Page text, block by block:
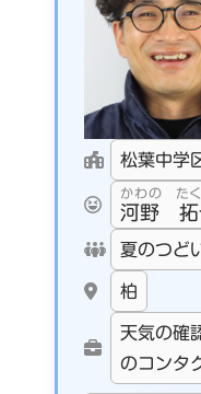
松葉中学
かわの た
河野 拓
夏のつど
柏
天気の確
のコンタ